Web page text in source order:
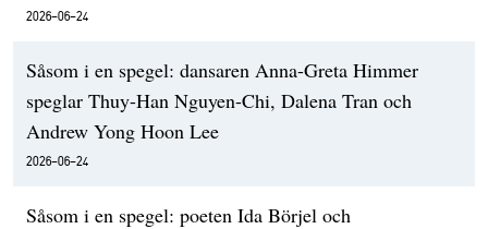
2026-06-24
Såsom i en spegel: dansaren Anna-Greta Himmer
speglar Thuy-Han Nguyen-Chi, Dalena Tran och
Andrew Yong Hoon Lee
2026-06-24
Såsom i en spegel: poeten Ida Börjel och